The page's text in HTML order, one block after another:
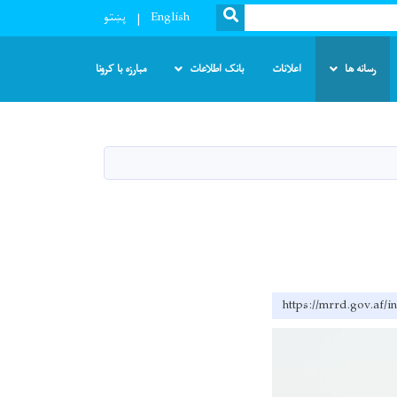
SEARCH
English پښتو
رسانه ها اعلانات بانک اطلاعات مبارزه با کرونا
https://mrrd.gov.af/